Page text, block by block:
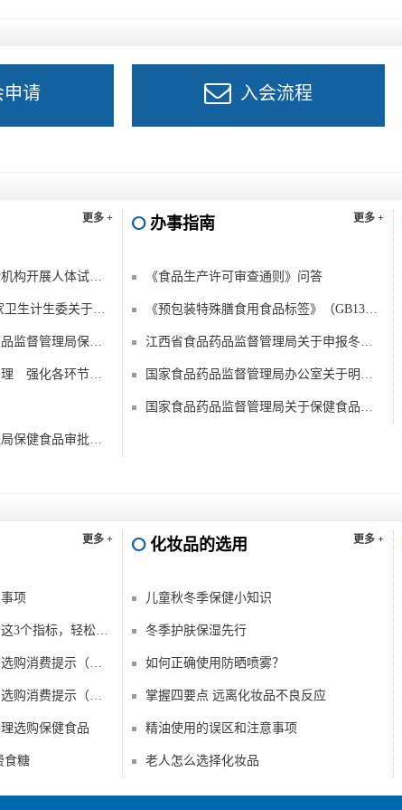
申请 入会流程
更多 +
关于保健食品注册检验机构开展人体试食试验有关问题的复函
食品药品监管总局 国家卫生计生委关于做好《食品安全国家标准 食品生产通用卫生规范》
关于印发《国家食品药品监督管理局保健食品化妆品指定实验室管理办法》的通知
开展食品添加剂综合治理 强化各环节监管
国家食品药品监督管理局保健食品审批公告（2010年第11期）
更多 +
办事指南
《食品生产许可审查通则》问答
《预包装特殊膳食用食品标签》（GB13432-2013）问答（修订版）
江西省食品药品监督管理局关于申报冬虫夏草用于保健食品
国家食品药品监督管理局办公室关于明确保健食品再注册工作有关问题的通知
国家食品药品监督管理局关于保健食品批准文号主动注销申请办理程序的通知
更多 +
项
如何挑选酸奶？教你看这3个指标，轻松买到好酸奶
特殊医学用途配方食品选购消费提示（二）
特殊医学用途配方食品选购消费提示（一）
选购保健食品
食糖
更多 +
化妆品的选用
儿童秋冬季保健小知识
冬季护肤保湿先行
如何正确使用防晒喷雾？
掌握四要点 远离化妆品不良反应
精油使用的误区和注意事项
老人怎么选择化妆品